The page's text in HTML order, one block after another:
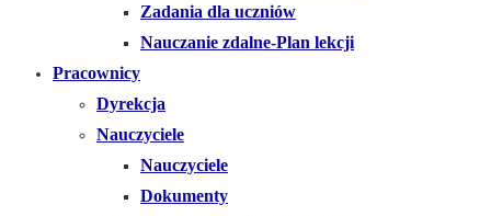
Zadania dla uczniów
Nauczanie zdalne-Plan lekcji
Pracownicy
Dyrekcja
Nauczyciele
Nauczyciele
Dokumenty